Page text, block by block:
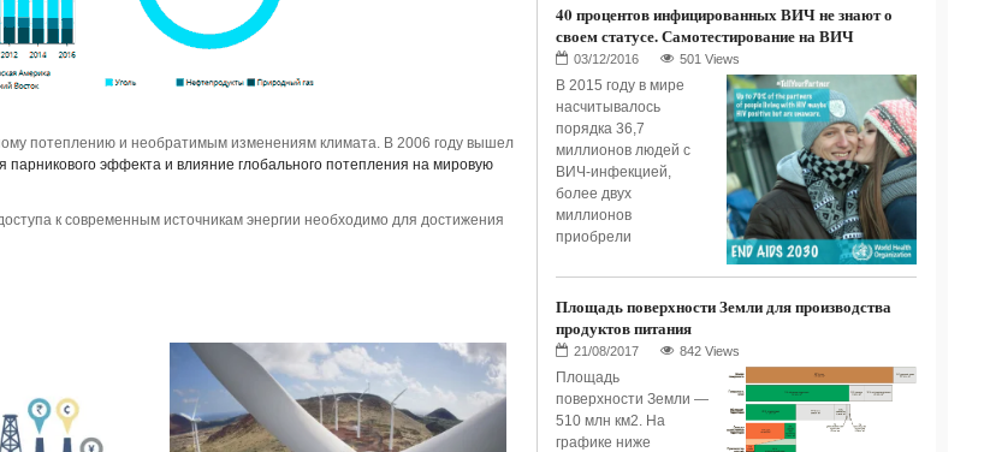
потеплению и необратимым изменениям климата. В 2006 году вышел
парникового эффекта и влияние глобального потепления на мировую
к современным источникам энергии необходимо для достижения
40 процентов инфицированных ВИЧ не знают о
своем статусе. Самотестирование на ВИЧ
501 Views
В 2015 году в мире
насчитывалось
порядка 36,7
миллионов людей с
ВИЧ-инфекцией,
более двух
миллионов
приобрели
Площадь поверхности Земли для производства
продуктов питания
842 Views
Площадь
поверхности Земли —
510 млн км2. На
графике ниже